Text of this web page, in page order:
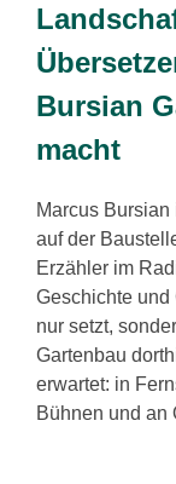
Bursian
macht
Marcus
auf der
Erzähler im
Geschichte und
nur setzt,
Gartenbau
erwartet: in
Bühnen und an